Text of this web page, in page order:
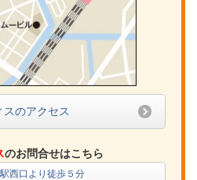
スのアクセス
のお問合せはこちら
西口より徒歩５分